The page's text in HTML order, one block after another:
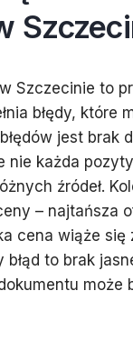
Szczecinie to
błędy,
jest brak
nie każda
źródeł.
– najtańsza
cena wiąże
to brak